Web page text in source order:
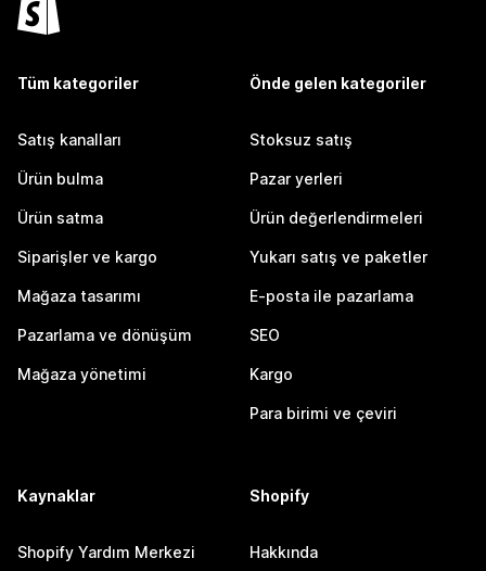
Tüm kategoriler
Satış kanalları
Ürün bulma
Ürün satma
Siparişler ve kargo
Mağaza tasarımı
Pazarlama ve dönüşüm
Mağaza yönetimi
Önde gelen kategoriler
Stoksuz satış
Pazar yerleri
Ürün değerlendirmeleri
Yukarı satış ve paketler
E-posta ile pazarlama
SEO
Kargo
Para birimi ve çeviri
Kaynaklar
Shopify Yardım Merkezi
Shopify
Hakkında